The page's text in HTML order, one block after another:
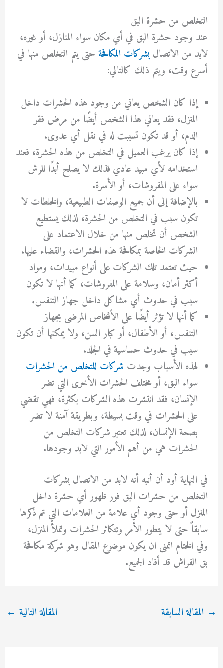
التخلص من حشرة البق
عند وجود حشرة البق في أي مكان سواء المنازل، أو غيره،
لابد من الاتصالبشركات المكافحةحتى يتم التخلص منها في
أسرع وقت، ويتم ذلك كالتالي:
إذا كان الشخص يعاني من وجود هذه الحشرات داخل
المنزل، فقد يعاني هذا الشخص أيضًا من مرض فقر
الدم، أو قد تكون تسببت له في نقل أي عدوى.
إذا كان يرغب العميل في التخلص من هذه الحشرة، فعند
استخدامه لأي مبيد عادي فذلك لا يصلح أبدًا للرش
سواء على المفروشات، أو الأسرة.
بالإضافة إلى أن جميع الوصفات الطبيعية، والخلطات لا
تكون سبب في التخلص من الحشرة، لذلك يستطيع
الشخص أن تخلص منها من خلال الاعتماد على
الشركات الخاصة بمكافحة هذه الحشرات، والقضاء عليها.
حيث تعتمد تلك الشركات على أنواع مبيدات، ومواد
أكثر أمان، وسلامة على المفروشات، كما أنها لا تكون
سبب في حدوث أي مشاكل داخل جهاز التنفس.
كما أنها لا تؤثر أيضًا على الأشخاص المرضى بجهاز
التنفس، أو الأطفال، أو كبار السن، ولا يمكنها أن تكون
سبب في حدوث حساسية في الجلد.
لهذه الأسباب وجدت شركات للتخلص من الحشرات
سواء البق، أو مختلف الحشرات الأخرى التي تضر
الإنسان، فقد انتشرت هذه الشركات بكثرة، فهي تقضي
على الحشرات في وقت بسيطة، وبطريقة آمنة لا تضر
بصحة الإنسان، لذلك تعتبر شركات التخلص من
الحشرات هي من أهم الأمور التي لابد وجودها.
في النهاية أود أن أنبه أنه لابد من الاتصال بشركات
التخلص من حشرات البق فور ظهور أي حشرة داخل
المنزل أو حتى وجود أي علامة من العلامات التي تم ذكرها
سابقاً حتى لا يتطور الأمر وتتكاثر الحشرات وتملأ المنزل،
وفي الختام اتمنى ان يكون موضوع المقال وهوشركة مكافحة
بق الفراش قد أفاد الجميع.
→ المقالة السابقة المقالة التالية ←